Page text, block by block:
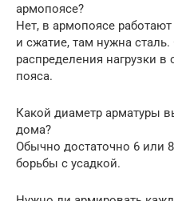
армопоясе?
Нет, в армопоясе
и сжатие, там нужна
распределения нагрузки в
пояса.
Какой диаметр арматуры
дома?
Обычно достаточно 6 или
борьбы с усадкой.